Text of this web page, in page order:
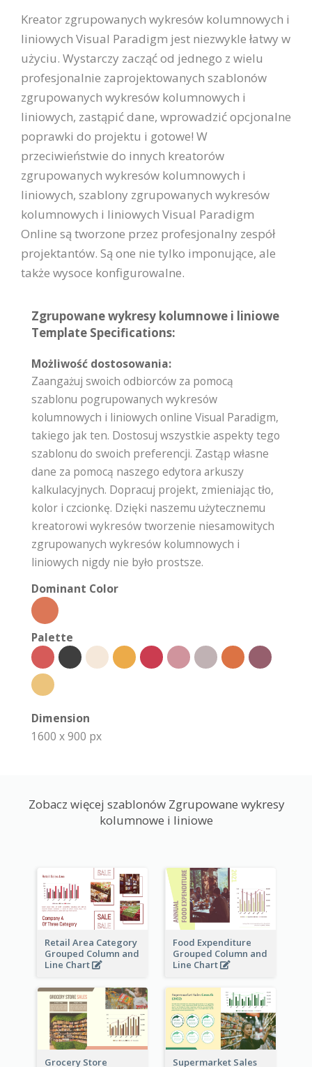
Kreator zgrupowanych wykresów kolumnowych i
liniowych Visual Paradigm jest niezwykle łatwy w
użyciu. Wystarczy zacząć od jednego z wielu
profesjonalnie zaprojektowanych szablonów
zgrupowanych wykresów kolumnowych i
liniowych, zastąpić dane, wprowadzić opcjonalne
poprawki do projektu i gotowe! W
przeciwieństwie do innych kreatorów
zgrupowanych wykresów kolumnowych i
liniowych, szablony zgrupowanych wykresów
kolumnowych i liniowych Visual Paradigm
Online są tworzone przez profesjonalny zespół
projektantów. Są one nie tylko imponujące, ale
także wysoce konfigurowalne.
Zgrupowane wykresy kolumnowe i liniowe
Template Specifications:
Możliwość dostosowania:
Zaangażuj swoich odbiorców za pomocą
szablonu pogrupowanych wykresów
kolumnowych i liniowych online Visual Paradigm,
takiego jak ten. Dostosuj wszystkie aspekty tego
szablonu do swoich preferencji. Zastąp własne
dane za pomocą naszego edytora arkuszy
kalkulacyjnych. Dopracuj projekt, zmieniając tło,
kolor i czcionkę. Dzięki naszemu użytecznemu
kreatorowi wykresów tworzenie niesamowitych
zgrupowanych wykresów kolumnowych i
liniowych nigdy nie było prostsze.
Dominant Color
Palette
Dimension
1600 x 900 px
Zobacz więcej szablonów Zgrupowane wykresy
kolumnowe i liniowe
Retail Area Category
Grouped Column and
Line Chart
Food Expenditure
Grouped Column and
Line Chart
Grocery Store
Supermarket Sales